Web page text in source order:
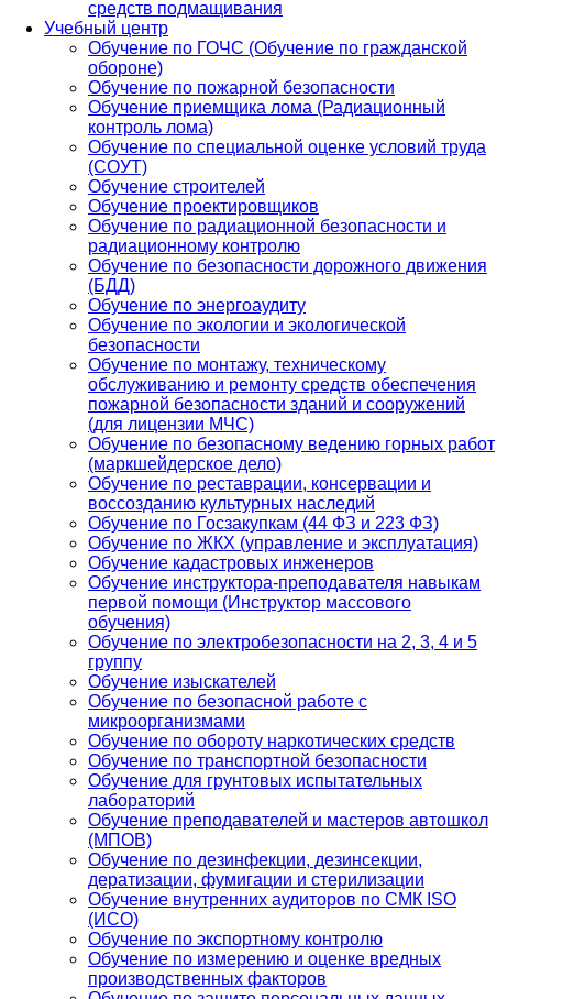
средств подмащивания
Учебный центр
Обучение по ГОЧС (Обучение по гражданской
обороне)
Обучение по пожарной безопасности
Обучение приемщика лома (Радиационный
контроль лома)
Обучение по специальной оценке условий труда
(СОУТ)
Обучение строителей
Обучение проектировщиков
Обучение по радиационной безопасности и
радиационному контролю
Обучение по безопасности дорожного движения
(БДД)
Обучение по энергоаудиту
Обучение по экологии и экологической
безопасности
Обучение по монтажу, техническому
обслуживанию и ремонту средств обеспечения
пожарной безопасности зданий и сооружений
(для лицензии МЧС)
Обучение по безопасному ведению горных работ
(маркшейдерское дело)
Обучение по реставрации, консервации и
воссозданию культурных наследий
Обучение по Госзакупкам (44 ФЗ и 223 ФЗ)
Обучение по ЖКХ (управление и эксплуатация)
Обучение кадастровых инженеров
Обучение инструктора-преподавателя навыкам
первой помощи (Инструктор массового
обучения)
Обучение по электробезопасности на 2, 3, 4 и 5
группу
Обучение изыскателей
Обучение по безопасной работе с
микроорганизмами
Обучение по обороту наркотических средств
Обучение по транспортной безопасности
Обучение для грунтовых испытательных
лабораторий
Обучение преподавателей и мастеров автошкол
(МПОВ)
Обучение по дезинфекции, дезинсекции,
дератизации, фумигации и стерилизации
Обучение внутренних аудиторов по СМК ISO
(ИСО)
Обучение по экспортному контролю
Обучение по измерению и оценке вредных
производственных факторов